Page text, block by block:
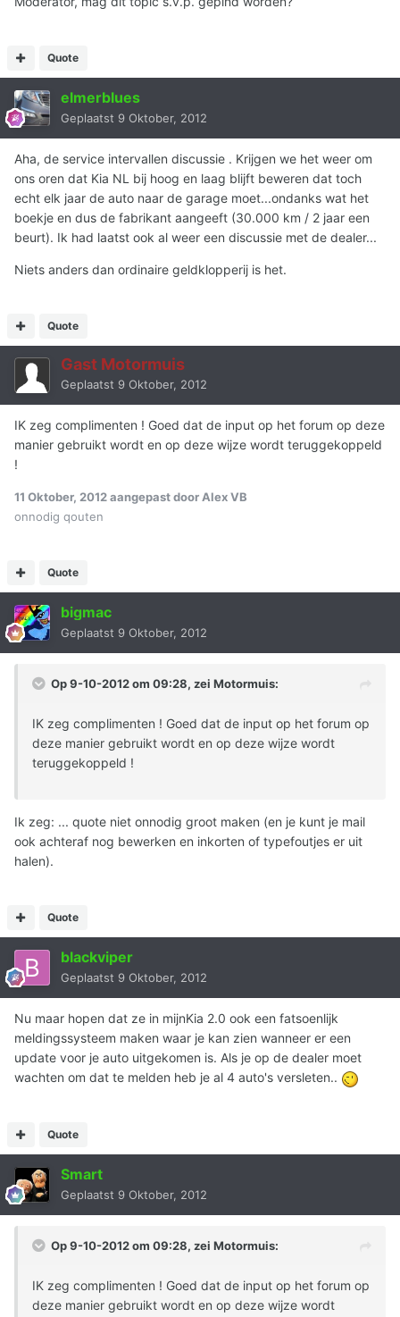
Quote
elmerblues
Geplaatst 9 Oktober, 2012
Aha, de service intervallen discussie . Krijgen we het weer om
ons oren dat Kia NL bij hoog en laag blijft beweren dat toch
echt elk jaar de auto naar de garage moet...ondanks wat het
boekje en dus de fabrikant aangeeft (30.000 km / 2 jaar een
beurt). Ik had laatst ook al weer een discussie met de dealer...
Niets anders dan ordinaire geldklopperij is het.
Quote
Gast Motormuis
Geplaatst 9 Oktober, 2012
IK zeg complimenten ! Goed dat de input op het forum op deze
manier gebruikt wordt en op deze wijze wordt teruggekoppeld
!
11 Oktober, 2012aangepast door Alex VB
onnodig qouten
Quote
bigmac
Geplaatst 9 Oktober, 2012
Op 9-10-2012 om 09:28, zei Motormuis:
IK zeg complimenten ! Goed dat de input op het forum op
deze manier gebruikt wordt en op deze wijze wordt
teruggekoppeld !
Ik zeg: ... quote niet onnodig groot maken (en je kunt je mail
ook achteraf nog bewerken en inkorten of typefoutjes er uit
halen).
Quote
blackviper
Geplaatst 9 Oktober, 2012
Nu maar hopen dat ze in mijnKia 2.0 ook een fatsoenlijk
meldingssysteem maken waar je kan zien wanneer er een
update voor je auto uitgekomen is. Als je op de dealer moet
wachten om dat te melden heb je al 4 auto's versleten..
Quote
Smart
Geplaatst 9 Oktober, 2012
Op 9-10-2012 om 09:28, zei Motormuis:
IK zeg complimenten ! Goed dat de input op het forum op
deze manier gebruikt wordt en op deze wijze wordt